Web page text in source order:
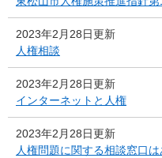
2023年2月28日更新
人権相談
2023年2月28日更新
インターネットと人権
2023年2月28日更新
人権問題に関する相談窓口は